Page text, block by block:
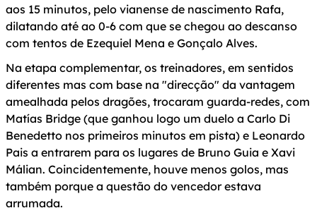
aos 15 minutos, pelo vianense de nascimento Rafa,
dilatando até ao 0-6 com que se chegou ao descanso
com tentos de Ezequiel Mena e Gonçalo Alves.
Na etapa complementar, os treinadores, em sentidos
diferentes mas com base na "direcção" da vantagem
amealhada pelos dragões, trocaram guarda-redes, com
Matías Bridge (que ganhou logo um duelo a Carlo Di
Benedetto nos primeiros minutos em pista) e Leonardo
Pais a entrarem para os lugares de Bruno Guia e Xavi
Málian. Coincidentemente, houve menos golos, mas
também porque a questão do vencedor estava
arrumada.